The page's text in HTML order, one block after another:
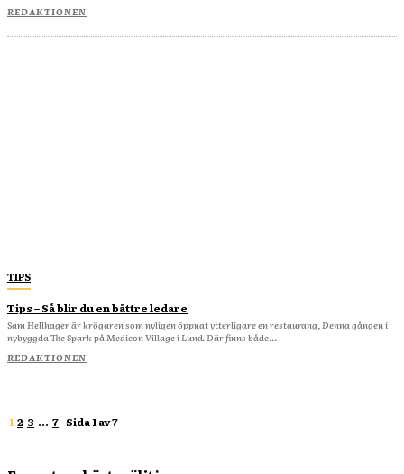
REDAKTIONEN
TIPS
Tips – Så blir du en bättre ledare
Sam Hellhager är krögaren som nyligen öppnat ytterligare en restaurang, Denna gången i
nybyggda The Spark på Medicon Village i Lund. Där finns både...
REDAKTIONEN
1 2 3 ... 7 Sida 1 av 7